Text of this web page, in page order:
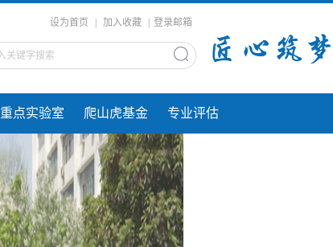
设为首页 加入收藏 登录邮箱
重点实验室 爬山虎基金 专业评估